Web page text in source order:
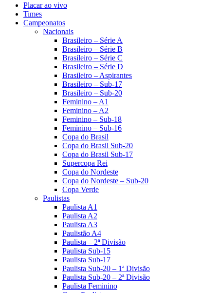
Placar ao vivo
Times
Campeonatos
Nacionais
Brasileiro – Série A
Brasileiro – Série B
Brasileiro – Série C
Brasileiro – Série D
Brasileiro – Aspirantes
Brasileiro – Sub-17
Brasileiro – Sub-20
Feminino – A1
Feminino – A2
Feminino – Sub-18
Feminino – Sub-16
Copa do Brasil
Copa do Brasil Sub-20
Copa do Brasil Sub-17
Supercopa Rei
Copa do Nordeste
Copa do Nordeste – Sub-20
Copa Verde
Paulistas
Paulista A1
Paulista A2
Paulista A3
Paulistão A4
Paulista – 2ª Divisão
Paulista Sub-15
Paulista Sub-17
Paulista Sub-20 – 1ª Divisão
Paulista Sub-20 – 2ª Divisão
Paulista Feminino